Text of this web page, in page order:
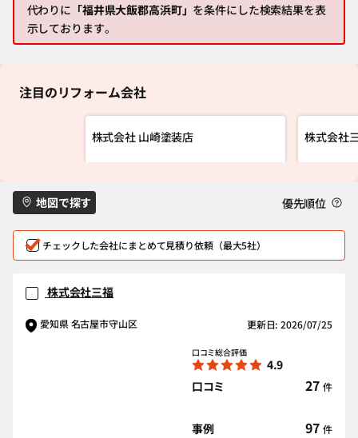
代わりに 「福井県大飯郡高浜町」 を条件にした検索結果を表
示しております。
注目のリフォーム会社
株式会社 山崎塗装店 株式会社
地図で探す 優先順位
チェックした会社にまとめて見積り依頼（最大5社）
株式会社三福
愛知県 名古屋市守山区 更新日: 2026/07/25
口コミ総合評価
4.9
口コミ
27 件
事例 97 件